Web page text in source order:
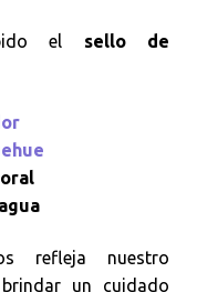
el sello de
refleja nuestro
un cuidado